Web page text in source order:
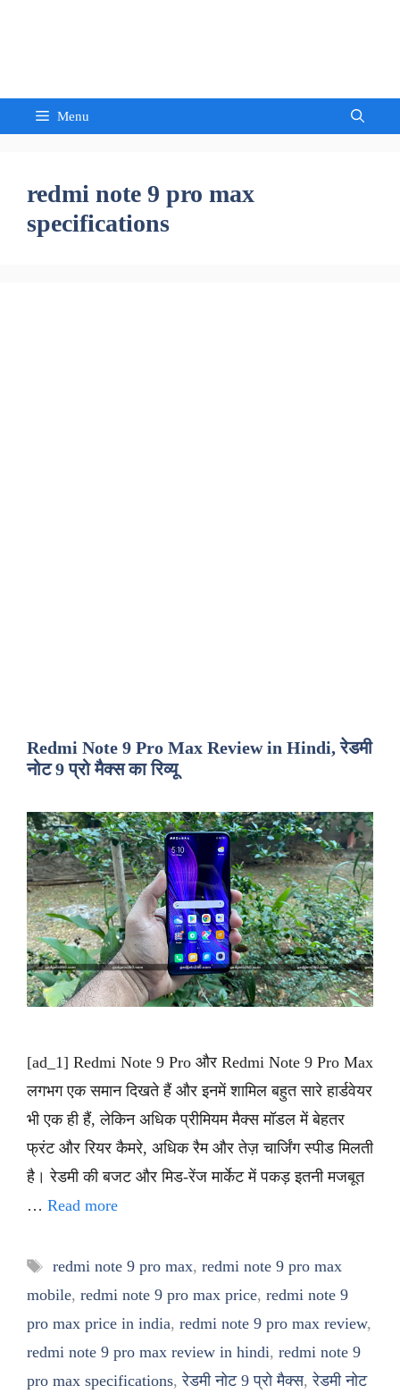
Menu
redmi note 9 pro max
specifications
Redmi Note 9 Pro Max Review in Hindi, रेडमी
नोट 9 प्रो मैक्स का रिव्यू
[ad_1] Redmi Note 9 Pro और Redmi Note 9 Pro Max
लगभग एक समान दिखते हैं और इनमें शामिल बहुत सारे हार्डवेयर
भी एक ही हैं, लेकिन अधिक प्रीमियम मैक्स मॉडल में बेहतर
फ्रंट और रियर कैमरे, अधिक रैम और तेज़ चार्जिंग स्पीड मिलती
है। रेडमी की बजट और मिड-रेंज मार्केट में पकड़ इतनी मजबूत
… Read more
Tags
redmi note 9 pro max, redmi note 9 pro max
mobile, redmi note 9 pro max price, redmi note 9
pro max price in india, redmi note 9 pro max review,
redmi note 9 pro max review in hindi, redmi note 9
pro max specifications,रेडमी नोट 9 प्रो मैक्स,रेडमी नोट